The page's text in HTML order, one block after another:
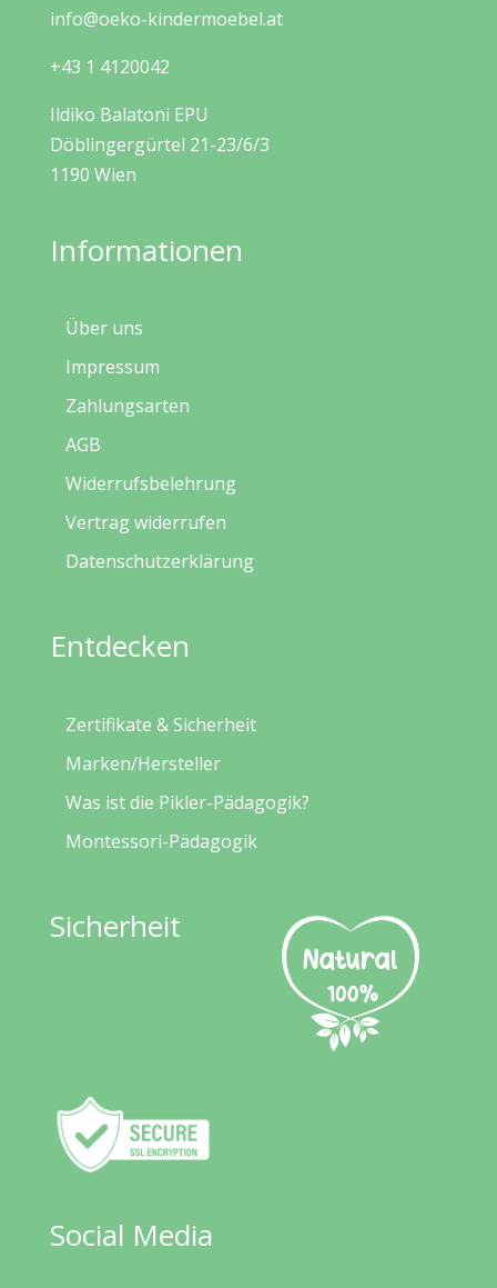
info@oeko-kindermoebel.at
+43 1 4120042
Ildiko Balatoni EPU
Döblingergürtel 21-23/6/3
1190 Wien
Informationen
Über uns
Impressum
Zahlungsarten
AGB
Widerrufsbelehrung
Vertrag widerrufen
Datenschutzerklärung
Entdecken
Zertifikate & Sicherheit
Marken/Hersteller
Was ist die Pikler-Pädagogik?
Montessori-Pädagogik
Sicherheit
Social Media